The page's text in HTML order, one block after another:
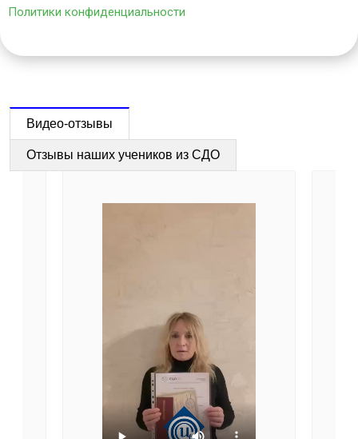
Политики конфиденциальности
Видео-отзывы
Отзывы наших учеников из СДО